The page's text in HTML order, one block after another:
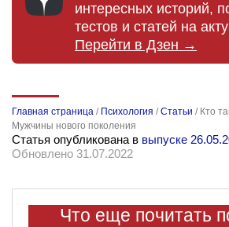
интересных историй,
тестов и статей на
Перейти в Дзен →
Главная страница / Психология /Статьи / Кто
Мужчины нового поколения
Статья опубликована в выпуске
Обновлено 31.07.2022
Что еще почитать